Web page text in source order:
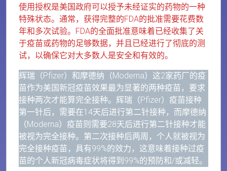
使用授权是美国政府可以授予未经证实的药物的一种
特殊状态。通常，获得完整的FDA的批准需要花费数
年和多次试验。FDA的全面批准意味着已经收集了关
于疫苗或药物的足够数据，并且已经进行了彻底的测
试，以确保它对大多数人是安全和有效的。
辉瑞（Pfizer）和摩德纳（Moderna）这2家药厂的疫
苗作为美国新冠疫苗效果最为显著的两种疫苗，要求
接种两次才能算完全接种。辉瑞（Pfizer）疫苗接种
第一针后，需要在14天后进行第二针接种，而摩德纳
（Moderna）疫苗则需要28天后进行第二针接种才能
被视为完全接种。第二次接种后两周，个人就被视为
完全接种疫苗，具有99%的效力，这意味着接种过疫
苗的个人新冠病毒症状将得到99%的预防和/或减轻。